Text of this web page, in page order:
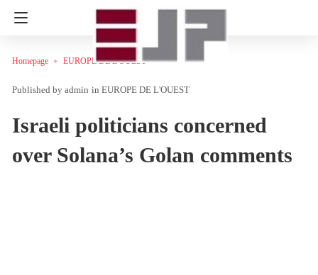
Homepage EUROPE DE L'OUEST
admin in EUROPE DE L'OUEST
Israeli politicians concerned
over Solana’s Golan comments